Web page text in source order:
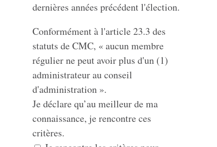
dernières années précédent l'élection.
Conformément à l'article 23.3 des
statuts de CMC, « aucun membre
régulier ne peut avoir plus d'un (1)
administrateur au conseil
d'administration ».
Je déclare qu’au meilleur de ma
connaissance, je rencontre ces
critères.